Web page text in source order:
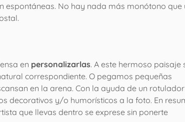
espontáneas. No hay nada más monótono que
en personalizarlas. A este hermoso paisaje
correspondiente. O pegamos pequeñas
en la arena. Con la ayuda de un rotulador
decorativos y/o humorísticos a la foto. En
que llevas dentro se exprese sin ponerte